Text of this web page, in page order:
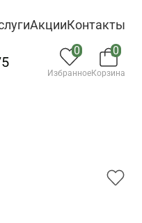
АкцииКонтакты
0
Избранное
0
Корзина